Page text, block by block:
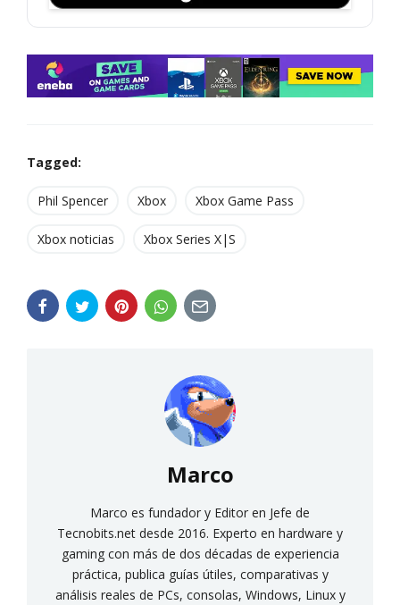
Tagged:
Phil Spencer Xbox Xbox Game Pass
Xbox noticias Xbox Series X|S
Marco
Marco es fundador y Editor en Jefe de
Tecnobits.net desde 2016. Experto en hardware y
gaming con más de dos décadas de experiencia
práctica, publica guías útiles, comparativas y
análisis reales de PCs, consolas, Windows, Linux y